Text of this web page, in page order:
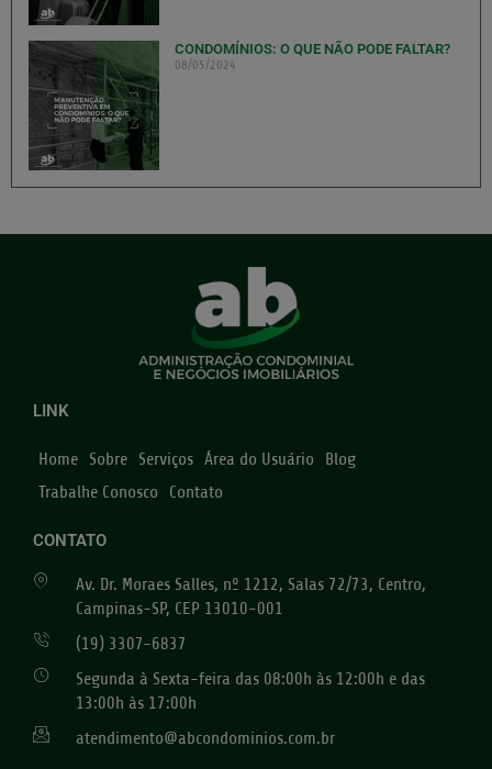
CONDOMÍNIOS: O QUE NÃO PODE FALTAR?
08/05/2024
LINK
Home Sobre Serviços Área do Usuário
Blog
Trabalhe Conosco
Contato
CONTATO
Av. Dr. Moraes Salles, nº 1212, Salas 72/73, Centro,
Campinas-SP, CEP 13010-001
(19) 3307-6837
Segunda à Sexta-feira das 08:00h às 12:00h e das
13:00h às 17:00h
atendimento@abcondominios.com.br